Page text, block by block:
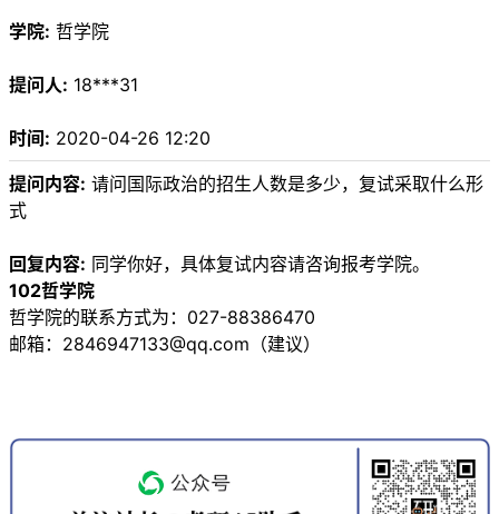
学院: 哲学院
提问人: 18***31
时间: 2020-04-26 12:20
提问内容: 请问国际政治的招生人数是多少，复试采取什么形
式
回复内容: 同学你好，具体复试内容请咨询报考学院。
102哲学院
哲学院的联系方式为：027-88386470
邮箱：2846947133@qq.com（建议）